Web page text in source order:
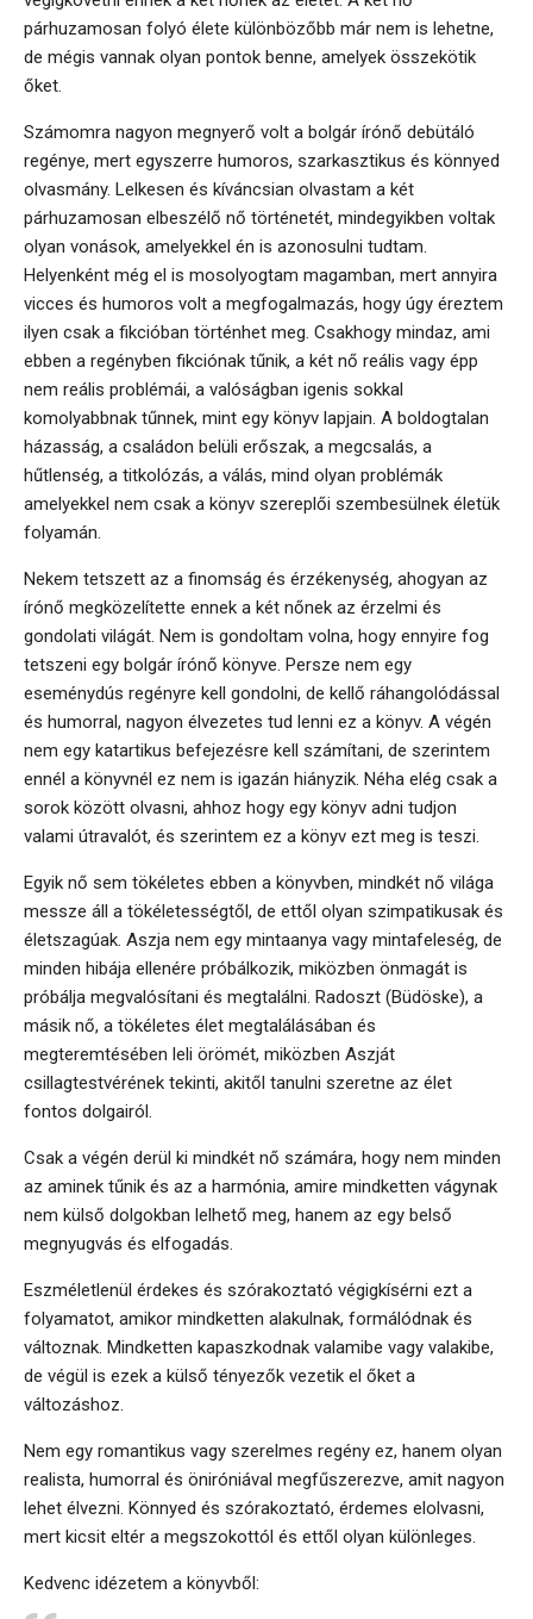
párhuzamosan folyó élete különbözőbb már nem is lehetne,
de mégis vannak olyan pontok benne, amelyek összekötik
őket.
Számomra nagyon megnyerő volt a bolgár írónő debütáló
regénye, mert egyszerre humoros, szarkasztikus és könnyed
olvasmány. Lelkesen és kíváncsian olvastam a két
párhuzamosan elbeszélő nő történetét, mindegyikben voltak
olyan vonások, amelyekkel én is azonosulni tudtam.
Helyenként még el is mosolyogtam magamban, mert annyira
vicces és humoros volt a megfogalmazás, hogy úgy éreztem
ilyen csak a fikcióban történhet meg. Csakhogy mindaz, ami
ebben a regényben fikciónak tűnik, a két nő reális vagy épp
nem reális problémái, a valóságban igenis sokkal
komolyabbnak tűnnek, mint egy könyv lapjain. A boldogtalan
házasság, a családon belüli erőszak, a megcsalás, a
hűtlenség, a titkolózás, a válás, mind olyan problémák
amelyekkel nem csak a könyv szereplői szembesülnek életük
folyamán.
Nekem tetszett az a finomság és érzékenység, ahogyan az
írónő megközelítette ennek a két nőnek az érzelmi és
gondolati világát. Nem is gondoltam volna, hogy ennyire fog
tetszeni egy bolgár írónő könyve. Persze nem egy
eseménydús regényre kell gondolni, de kellő ráhangolódással
és humorral, nagyon élvezetes tud lenni ez a könyv. A végén
nem egy katartikus befejezésre kell számítani, de szerintem
ennél a könyvnél ez nem is igazán hiányzik. Néha elég csak a
sorok között olvasni, ahhoz hogy egy könyv adni tudjon
valami útravalót, és szerintem ez a könyv ezt meg is teszi.
Egyik nő sem tökéletes ebben a könyvben, mindkét nő világa
messze áll a tökéletességtől, de ettől olyan szimpatikusak és
életszagúak. Aszja nem egy mintaanya vagy mintafeleség, de
minden hibája ellenére próbálkozik, miközben önmagát is
próbálja megvalósítani és megtalálni. Radoszt (Büdöske), a
másik nő, a tökéletes élet megtalálásában és
megteremtésében leli örömét, miközben Aszját
csillagtestvérének tekinti, akitől tanulni szeretne az élet
fontos dolgairól.
Csak a végén derül ki mindkét nő számára, hogy nem minden
az aminek tűnik és az a harmónia, amire mindketten vágynak
nem külső dolgokban lelhető meg, hanem az egy belső
megnyugvás és elfogadás.
Eszméletlenül érdekes és szórakoztató végigkísérni ezt a
folyamatot, amikor mindketten alakulnak, formálódnak és
változnak. Mindketten kapaszkodnak valamibe vagy valakibe,
de végül is ezek a külső tényezők vezetik el őket a
változáshoz.
Nem egy romantikus vagy szerelmes regény ez, hanem olyan
realista, humorral és öniróniával megfűszerezve, amit nagyon
lehet élvezni. Könnyed és szórakoztató, érdemes elolvasni,
mert kicsit eltér a megszokottól és ettől olyan különleges.
Kedvenc idézetem a könyvből: